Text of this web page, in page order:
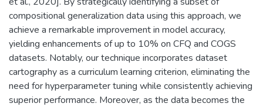
compositional generalization data using this approach, we
achieve a remarkable improvement in model accuracy,
yielding enhancements of up to 10% on CFQ and COGS
datasets. Notably, our technique incorporates dataset
cartography as a curriculum learning criterion, eliminating the
need for hyperparameter tuning while consistently achieving
superior performance. Moreover, as the data becomes the